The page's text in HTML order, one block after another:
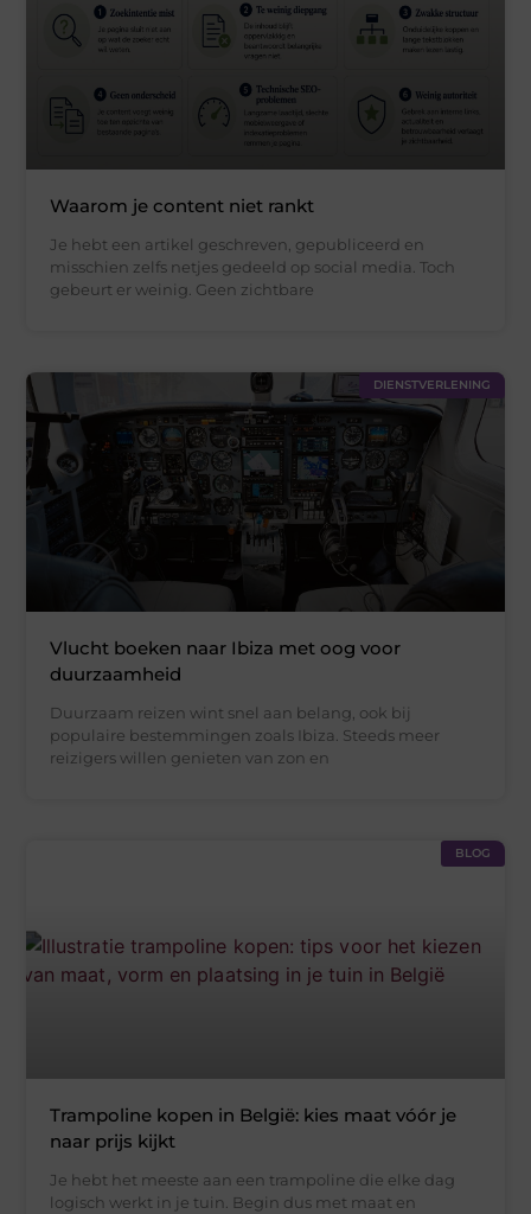
Waarom je content niet rankt
Je hebt een artikel geschreven, gepubliceerd en
misschien zelfs netjes gedeeld op social media. Toch
gebeurt er weinig. Geen zichtbare
DIENSTVERLENING
Vlucht boeken naar Ibiza met oog voor
duurzaamheid
Duurzaam reizen wint snel aan belang, ook bij
populaire bestemmingen zoals Ibiza. Steeds meer
reizigers willen genieten van zon en
BLOG
Trampoline kopen in België: kies maat vóór je
naar prijs kijkt
Je hebt het meeste aan een trampoline die elke dag
logisch werkt in je tuin. Begin dus met maat en